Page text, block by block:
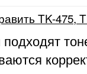
TK-475,
подходят